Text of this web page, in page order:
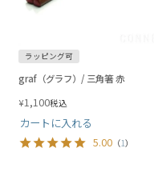
ラッピング可
graf（グラフ）/ 三角箸 赤
¥1,100税込
カートに入れる
5.00 （1）